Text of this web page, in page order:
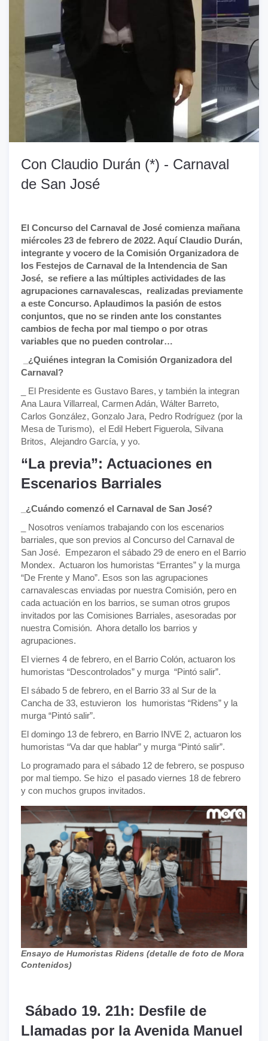
Con Claudio Durán (*) - Carnaval
de San José
El Concurso del Carnaval de José comienza mañana
miércoles 23 de febrero de 2022. Aquí Claudio Durán,
integrante y vocero de la Comisión Organizadora de
los Festejos de Carnaval de la Intendencia de San
José, se refiere a las múltiples actividades de las
agrupaciones carnavalescas, realizadas previamente
a este Concurso. Aplaudimos la pasión de estos
conjuntos, que no se rinden ante los constantes
cambios de fecha por mal tiempo o por otras
variables que no pueden controlar…
_¿Quiénes integran la Comisión Organizadora del
Carnaval?
_ El Presidente es Gustavo Bares, y también la integran
Ana Laura Villarreal, Carmen Adán, Wálter Barreto,
Carlos González, Gonzalo Jara, Pedro Rodríguez (por la
Mesa de Turismo), el Edil Hebert Figuerola, Silvana
Britos, Alejandro García, y yo.
“La previa”: Actuaciones en
Escenarios Barriales
_¿Cuándo comenzó el Carnaval de San José?
_ Nosotros veníamos trabajando con los escenarios
barriales, que son previos al Concurso del Carnaval de
San José. Empezaron el sábado 29 de enero en el Barrio
Mondex. Actuaron los humoristas “Errantes” y la murga
“De Frente y Mano”. Esos son las agrupaciones
carnavalescas enviadas por nuestra Comisión, pero en
cada actuación en los barrios, se suman otros grupos
invitados por las Comisiones Barriales, asesoradas por
nuestra Comisión. Ahora detallo los barrios y
agrupaciones.
El viernes 4 de febrero, en el Barrio Colón, actuaron los
humoristas “Descontrolados” y murga “Pintó salir”.
El sábado 5 de febrero, en el Barrio 33 al Sur de la
Cancha de 33, estuvieron los humoristas “Ridens” y la
murga “Pintó salir”.
El domingo 13 de febrero, en Barrio INVE 2, actuaron los
humoristas “Va dar que hablar” y murga “Pintó salir”.
Lo programado para el sábado 12 de febrero, se pospuso
por mal tiempo. Se hizo el pasado viernes 18 de febrero
y con muchos grupos invitados.
Ensayo de Humoristas Ridens (detalle de foto de Mora
Contenidos)
Sábado 19. 21h: Desfile de
Llamadas por la Avenida Manuel